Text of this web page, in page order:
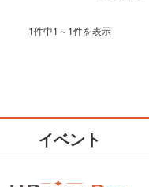
1件中1～1件を表示
イベント